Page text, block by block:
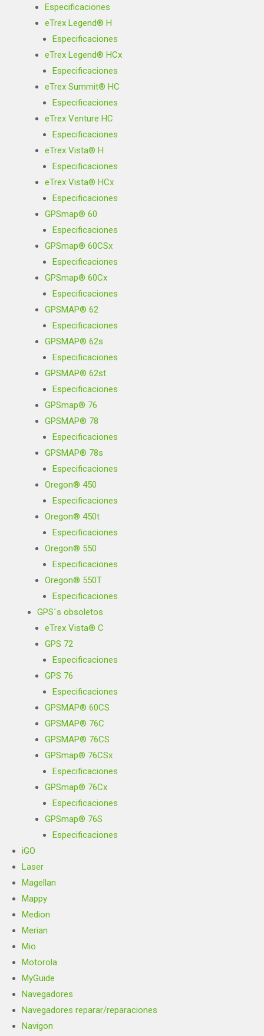
Especificaciones
eTrex Legend® H
Especificaciones
eTrex Legend® HCx
Especificaciones
eTrex Summit® HC
Especificaciones
eTrex Venture HC
Especificaciones
eTrex Vista® H
Especificaciones
eTrex Vista® HCx
Especificaciones
GPSmap® 60
Especificaciones
GPSmap® 60CSx
Especificaciones
GPSmap® 60Cx
Especificaciones
GPSMAP® 62
Especificaciones
GPSMAP® 62s
Especificaciones
GPSMAP® 62st
Especificaciones
GPSmap® 76
GPSMAP® 78
Especificaciones
GPSMAP® 78s
Especificaciones
Oregon® 450
Especificaciones
Oregon® 450t
Especificaciones
Oregon® 550
Especificaciones
Oregon® 550T
Especificaciones
GPS´s obsoletos
eTrex Vista® C
GPS 72
Especificaciones
GPS 76
Especificaciones
GPSMAP® 60CS
GPSMAP® 76C
GPSMAP® 76CS
GPSmap® 76CSx
Especificaciones
GPSmap® 76Cx
Especificaciones
GPSmap® 76S
Especificaciones
iGO
Laser
Magellan
Mappy
Medion
Merian
Mio
Motorola
MyGuide
Navegadores
Navegadores reparar/reparaciones
Navigon